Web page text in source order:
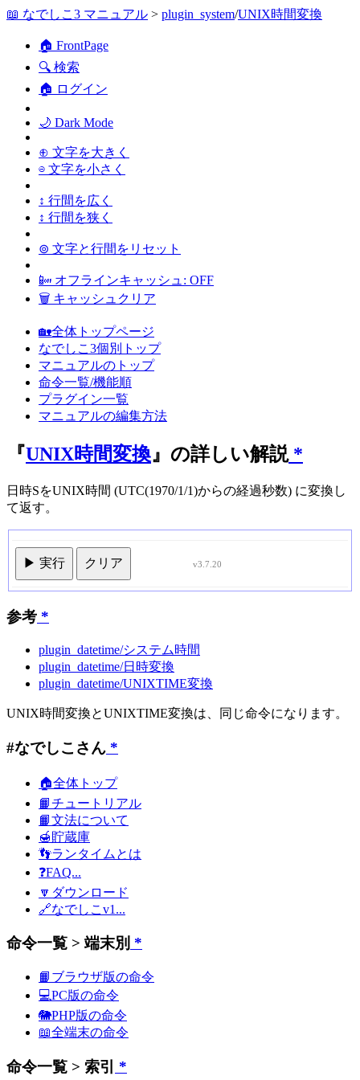
📖 なでしこ3 マニュアル > plugin_system/UNIX時間変換
🏠 FrontPage
🔍 検索
🏠 ログイン
🌙 Dark Mode
⊕ 文字を大きく
⊖ 文字を小さく
↕ 行間を広く
↕ 行間を狭く
⊚ 文字と行間をリセット
📴 オフラインキャッシュ: OFF
🗑 キャッシュクリア
🏡全体トップページ
なでしこ3個別トップ
マニュアルのトップ
命令一覧/機能順
プラグイン一覧
マニュアルの編集方法
『UNIX時間変換』の詳しい解説*
日時SをUNIX時間 (UTC(1970/1/1)からの経過秒数) に変換し
て返す。
▶ 実行 クリア v3.7.20
参考 *
plugin_datetime/システム時間
plugin_datetime/日時変換
plugin_datetime/UNIXTIME変換
UNIX時間変換とUNIXTIME変換は、同じ命令になります。
#なでしこさん *
🏠全体トップ
📙チュートリアル
📙文法について
🍯貯蔵庫
👣ランタイムとは
❓FAQ...
🔽ダウンロード
🔗なでしこv1...
命令一覧 > 端末別 *
📙ブラウザ版の命令
💻PC版の命令
🐘PHP版の命令
📖全端末の命令
命令一覧 > 索引 *